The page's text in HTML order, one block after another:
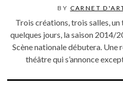
BY CARNET
Trois créations, trois salles, un
quelques jours, la saison 2014/
Scène nationale débutera. Une
théâtre qui s’annonce